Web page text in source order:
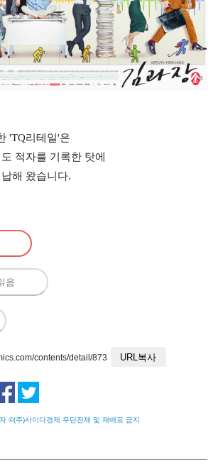
'TQ리테일'은
적자를 기록한 탓에
해 왔습니다.
음
contents/detail/873 URL복사
©(주)사이다경제 무단전재 및 재배포 금지